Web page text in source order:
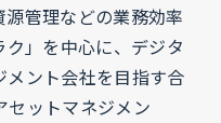
管理などの業務効率
」を中心に、デジタ
メント会社を目指す合
セットマネジメン